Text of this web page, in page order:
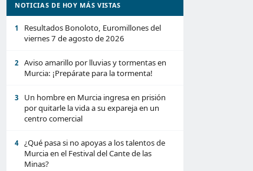
NOTICIAS DE HOY MÁS VISTAS
1
Resultados Bonoloto, Euromillones del
viernes 7 de agosto de 2026
2
Aviso amarillo por lluvias y tormentas en
Murcia: ¡Prepárate para la tormenta!
3
Un hombre en Murcia ingresa en prisión
por quitarle la vida a su expareja en un
centro comercial
4
¿Qué pasa si no apoyas a los talentos de
Murcia en el Festival del Cante de las
Minas?